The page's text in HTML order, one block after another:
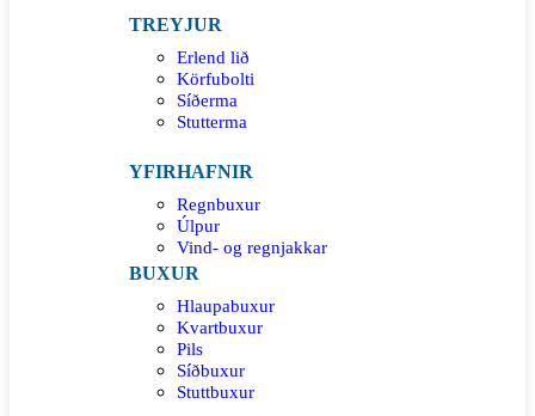
TREYJUR
Erlend lið
Körfubolti
Síðerma
Stutterma
YFIRHAFNIR
Regnbuxur
Úlpur
Vind- og regnjakkar
BUXUR
Hlaupabuxur
Kvartbuxur
Pils
Síðbuxur
Stuttbuxur